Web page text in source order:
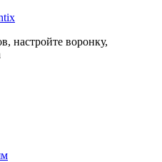
настройте воронку,